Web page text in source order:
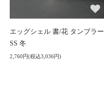
エッグシェル 書/花 タンブラー
SS 冬
2,760円(税込3,036円)